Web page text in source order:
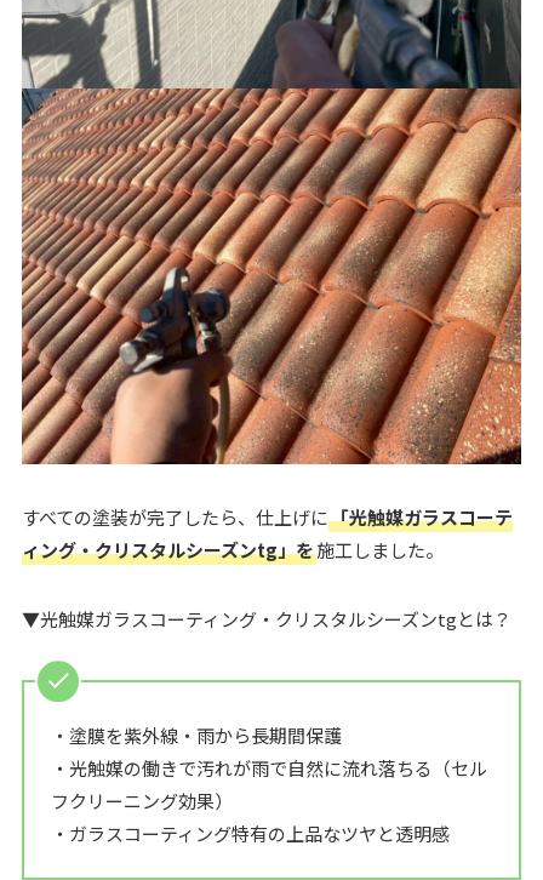
すべての塗装が完了したら、仕上げに「光触媒ガラスコーテ
ィング・クリスタルシーズンtg」を施工しました。
▼光触媒ガラスコーティング・クリスタルシーズンtgとは？
・塗膜を紫外線・雨から長期間保護
・光触媒の働きで汚れが雨で自然に流れ落ちる（セル
フクリーニング効果）
・ガラスコーティング特有の上品なツヤと透明感